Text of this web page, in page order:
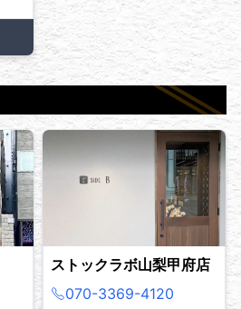
ストックラボ山梨甲府店
070-3369-4120